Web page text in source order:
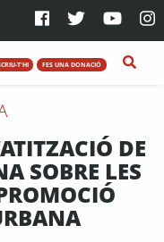
T'HI FES UNA DONACIÓ
DE
SOBRE LES